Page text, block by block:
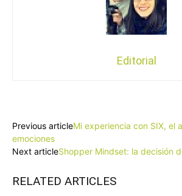
Editorial
Previous articleMi experiencia con SIX, el
emociones
Next articleShopper Mindset: la decisión
RELATED ARTICLES